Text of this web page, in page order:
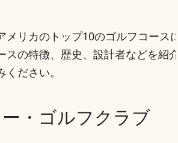
メリカのトップ10のゴルフコース
の特徴、歴史、設計者などを紹
ださい。
・ゴルフクラブ